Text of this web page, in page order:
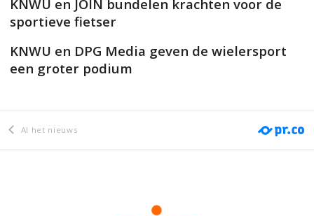
KNWU en JOIN bundelen krachten voor de
sportieve fietser
KNWU en DPG Media geven de wielersport
een groter podium
Al het nieuws